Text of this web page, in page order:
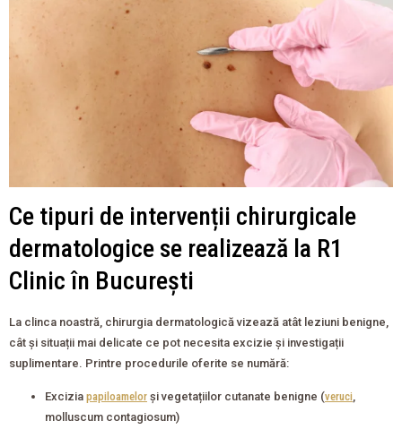
Ce tipuri de intervenții chirurgicale
dermatologice se realizează la R1
Clinic în București
La clinca noastră, chirurgia dermatologică vizează atât leziuni benigne,
cât și situații mai delicate ce pot necesita excizie și investigații
suplimentare. Printre procedurile oferite se numără:
Excizia papiloamelor și vegetațiilor cutanate benigne (veruci,
molluscum contagiosum)